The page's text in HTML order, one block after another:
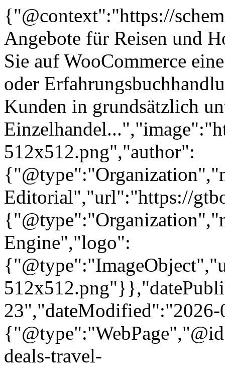
{"@context":"https://
Angebote für Reisen und
Sie auf WooCommerce
oder
Kunden in grundsätzlich
512x512.png","author":
Editorial","url":"https://
Engine","logo":
deals-travel-